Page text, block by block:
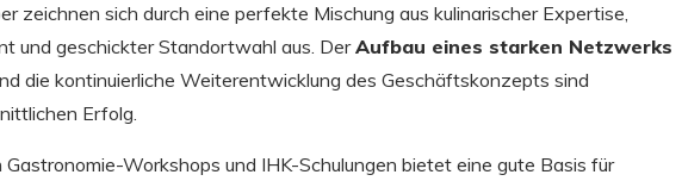
zeichnen sich durch eine perfekte Mischung aus kulinarischer Expertise,
und geschickter Standortwahl aus. DerAufbau eines starken Netzwerks
die kontinuierliche Weiterentwicklung des Geschäftskonzepts sind
Erfolg.
Workshops und IHK-Schulungen bietet eine gute Basis für